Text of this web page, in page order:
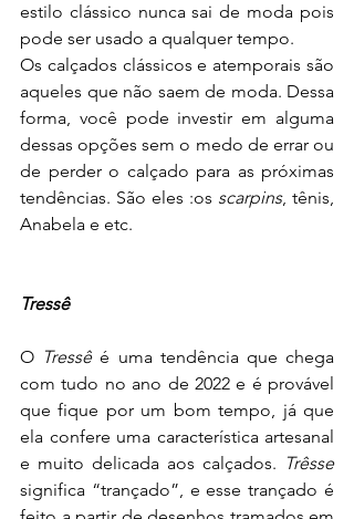
estilo clássico nunca sai de moda pois
pode ser usado a qualquer tempo.
Os calçados clássicos e atemporais são
aqueles que não saem de moda. Dessa
forma, você pode investir em alguma
dessas opções sem o medo de errar ou
de perder o calçado para as próximas
tendências. São eles :os scarpins, tênis,
Anabela e etc.
Tressê
O Tressê é uma tendência que chega
com tudo no ano de 2022 e é provável
que fique por um bom tempo, já que
ela confere uma característica artesanal
e muito delicada aos calçados. Trêsse
significa “trançado”, e esse trançado é